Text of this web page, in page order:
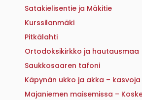
Satakielisentie ja Mäkitie
Kurssilanmäki
Pitkälahti
Ortodoksikirkko ja hautausmaa
Saukkosaaren tafoni
Käpynän ukko ja akka –
Majaniemen maisemissa –